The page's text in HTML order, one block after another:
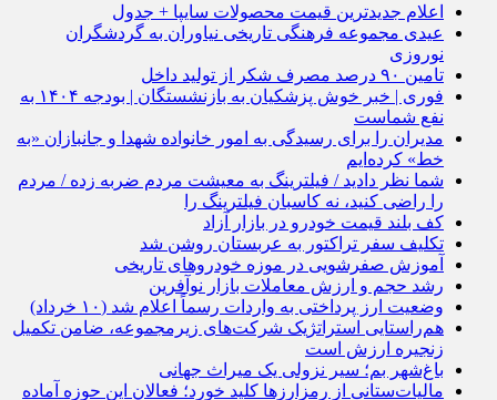
اعلام جدیدترین قیمت محصولات سایپا + جدول
عیدی مجموعه فرهنگی تاریخی نیاوران به گردشگران
نوروزی
تامین ۹۰ درصد مصرف شکر از تولید داخل
فوری | خبر خوش پزشکیان به بازنشستگان | بودجه ۱۴۰۴ به
نفع شماست
مدیران را برای رسیدگی به امور خانواده شهدا و جانبازان «به
خط» کرده‌ایم
شما نظر دادید / فیلترینگ به معیشت مردم ضربه زده / مردم
را راضی کنید، نه کاسبان فیلترینگ را
کف بلند قیمت خودرو در بازار آزاد
تکلیف سفر تراکتور به عربستان روشن شد
آموزش صفرشویی در موزه خودروهای تاریخی
رشد حجم و ارزش معاملات بازار نوآفرین
وضعیت ارز پرداختی به واردات رسماً اعلام شد (۱۰ خرداد)
هم‌راستایی استراتژیک شرکت‌های زیرمجموعه، ضامن تکمیل
زنجیره ارزش است
باغ‌شهر بم؛ سیر نزولی یک میراث جهانی
مالیات‌ستانی از رمزارزها کلید خورد؛ فعالان این حوزه آماده